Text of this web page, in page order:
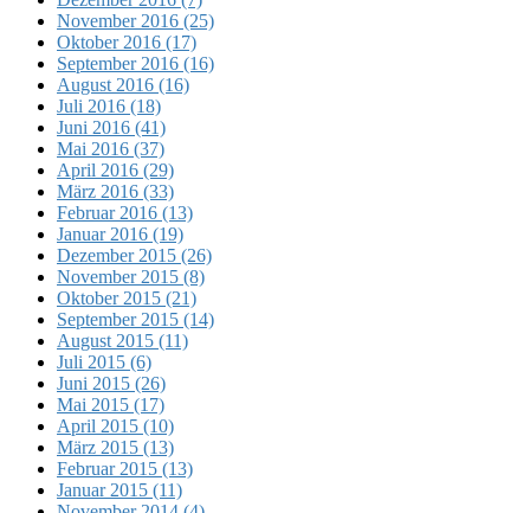
November 2016 (25)
Oktober 2016 (17)
September 2016 (16)
August 2016 (16)
Juli 2016 (18)
Juni 2016 (41)
Mai 2016 (37)
April 2016 (29)
März 2016 (33)
Februar 2016 (13)
Januar 2016 (19)
Dezember 2015 (26)
November 2015 (8)
Oktober 2015 (21)
September 2015 (14)
August 2015 (11)
Juli 2015 (6)
Juni 2015 (26)
Mai 2015 (17)
April 2015 (10)
März 2015 (13)
Februar 2015 (13)
Januar 2015 (11)